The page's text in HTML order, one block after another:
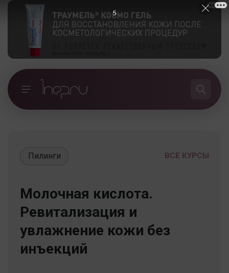
ВСЕ КУРСЫ
Пилинги
Молочная кислота.
Ревитализация и
увлажнение кожи без
инъекций
5